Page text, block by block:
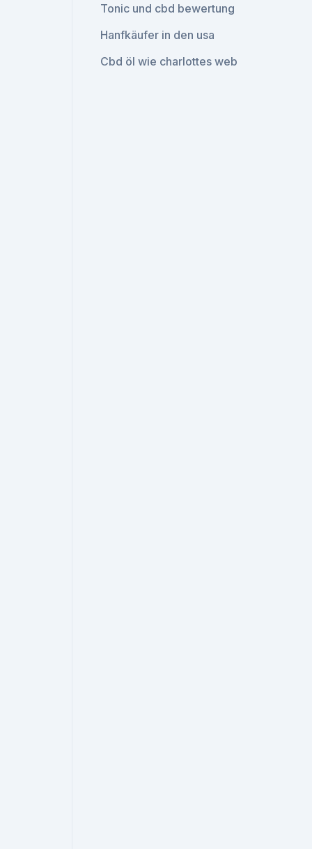
Tonic und cbd bewertung
Hanfkäufer in den usa
Cbd öl wie charlottes web